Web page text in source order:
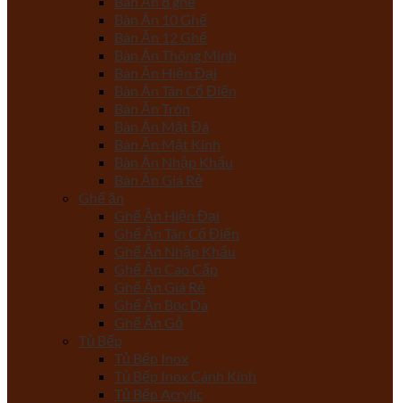
Bàn Ăn 10 Ghế
Bàn Ăn 12 Ghế
Bàn Ăn Thông Minh
Bàn Ăn Hiện Đại
Bàn Ăn Tân Cổ Điển
Bàn Ăn Tròn
Bàn Ăn Mặt Đá
Bàn Ăn Mặt Kính
Bàn Ăn Nhập Khẩu
Bàn Ăn Giá Rẻ
Ghế ăn
Ghế Ăn Hiện Đại
Ghế Ăn Tân Cổ Điển
Ghế Ăn Nhập Khẩu
Ghế Ăn Cao Cấp
Ghế Ăn Giá Rẻ
Ghế Ăn Bọc Da
Ghế Ăn Gỗ
Tủ Bếp
Tủ Bếp Inox
Tủ Bếp Inox Cánh Kính
Tủ Bếp Acrylic